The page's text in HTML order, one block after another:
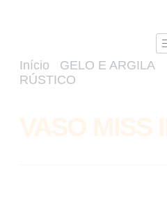
Início
GELO E ARGILA
RÚSTICO